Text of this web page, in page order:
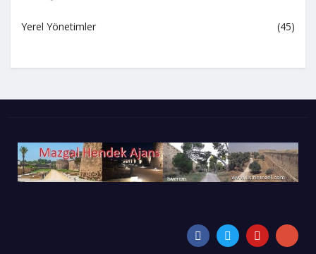
Yerel Yönetimler (45)